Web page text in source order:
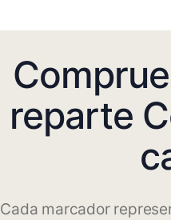
reparte
Cada marcador